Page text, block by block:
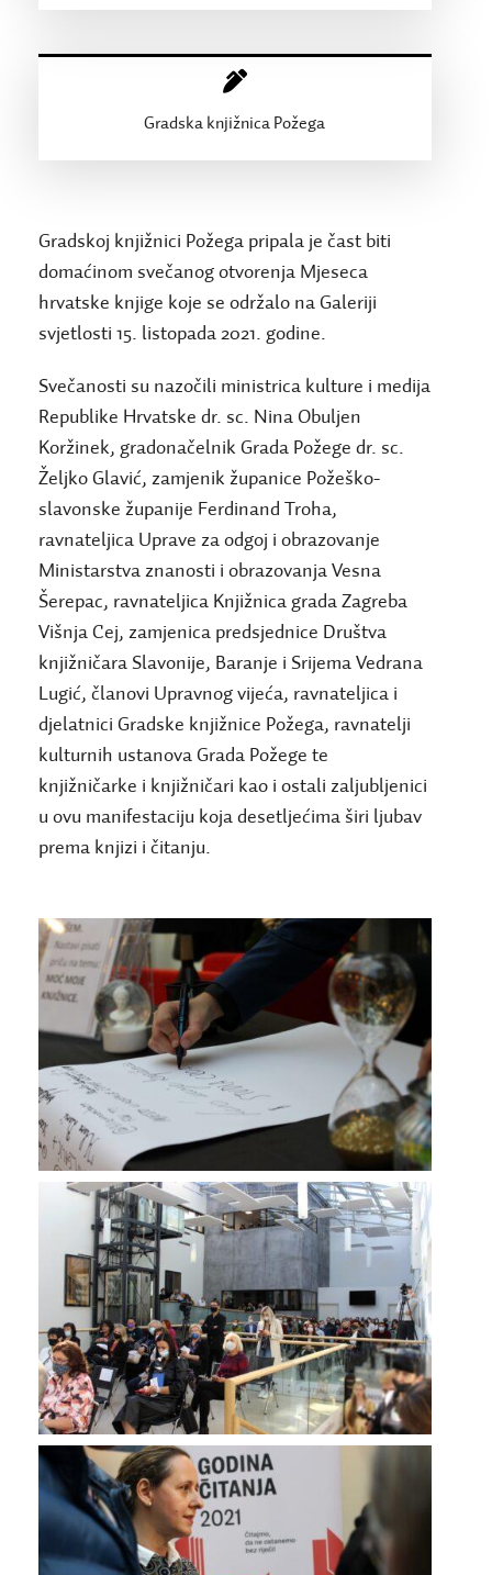
Gradska knjižnica Požega
Gradskoj knjižnici Požega pripala je čast biti
domaćinom svečanog otvorenja Mjeseca
hrvatske knjige koje se održalo na Galeriji
svjetlosti 15. listopada 2021. godine.
Svečanosti su nazočili ministrica kulture i medija
Republike Hrvatske dr. sc. Nina Obuljen
Koržinek, gradonačelnik Grada Požege dr. sc.
Željko Glavić, zamjenik županice Požeško-
slavonske županije Ferdinand Troha,
ravnateljica Uprave za odgoj i obrazovanje
Ministarstva znanosti i obrazovanja Vesna
Šerepac, ravnateljica Knjižnica grada Zagreba
Višnja Cej, zamjenica predsjednice Društva
knjižničara Slavonije, Baranje i Srijema Vedrana
Lugić, članovi Upravnog vijeća, ravnateljica i
djelatnici Gradske knjižnice Požega, ravnatelji
kulturnih ustanova Grada Požege te
knjižničarke i knjižničari kao i ostali zaljubljenici
u ovu manifestaciju koja desetljećima širi ljubav
prema knjizi i čitanju.